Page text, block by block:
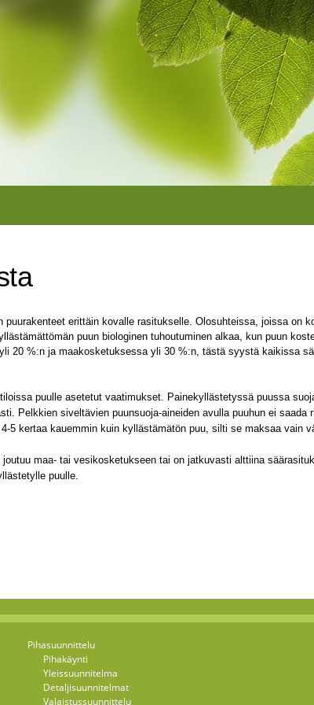
erittäin kovalle rasitukselle. Olosuhteissa, joissa on
puun biologinen tuhoutuminen alkaa, kun puun
20 %:n ja maakosketuksessa yli 30 %:n, tästä syystä kaikissa
puulle asetetut vaatimukset. Painekyllästetyssä puussa
Pelkkien siveltävien puunsuoja-aineiden avulla puuhun ei
5 kertaa kauemmin kuin kyllästämätön puu, silti se maksaa vain
maa- tai vesikosketukseen tai on jatkuvasti alttiina
puulle.
Pihasuunnittelu
Pihakäynti
Yleissuunnitelma
Detaljisuunnitelmat
Valaistussuunnittelu